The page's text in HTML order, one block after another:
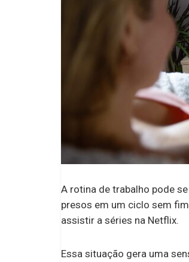
A rotina de trabalho pode
presos em um ciclo sem
assistir a séries na Netflix.
Essa situação gera uma